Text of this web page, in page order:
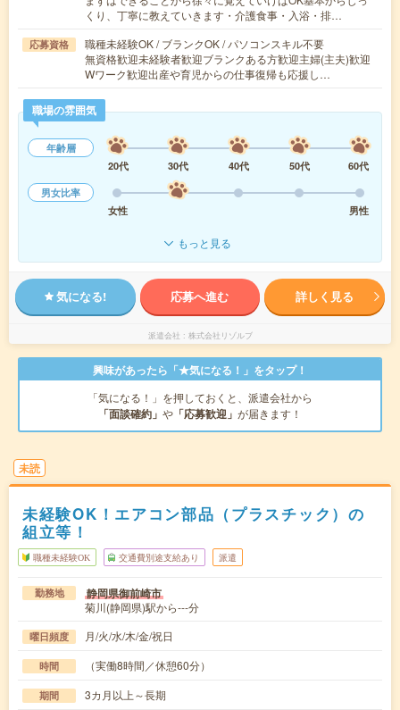
くり、丁寧に教えていきます・介護食事・入浴・排…
応募資格
職種未経験OK / ブランクOK / パソコンスキル不要
無資格歓迎未経験者歓迎ブランクある方歓迎主婦(主夫)歓迎
Wワーク歓迎出産や育児からの仕事復帰も応援し…
職場の雰囲気
年齢層
20代
30代 40代 50代
60代
男女比率
女性
男性
もっと見る
気になる! 応募へ進む 詳しく見る
派遣会社 株式会社リゾルブ
興味があったら「★気になる！」をタップ！
「気になる！」を押しておくと、派遣会社から
「面談確約」 や 「応募歓迎」 が届きます！
未読
未経験OK！エアコン部品（プラスチック）の
組立等！
職種未経験OK 交通費別途支給あり 派遣
勤務地 静岡県御前崎市
菊川(静岡県)駅から---分
曜日頻度 月/火/水/木/金/祝日
時間 （実働8時間／休憩60分）
期間 3カ月以上～長期